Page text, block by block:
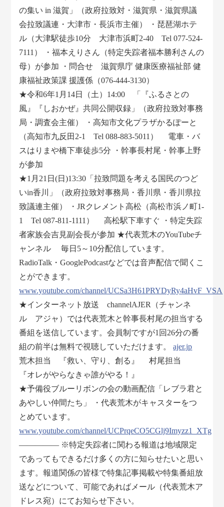
の集い in 滋賀」（政府拉致対・滋賀県・滋賀県議
会拉致議連・大津市・長浜市主催） ・琵琶湖ホテ
ル（大津駅徒歩10分 大津市浜町2-40 Tel 077-524-
7111） ・福本えりさん（特定失踪者福本勝利さんの
母）が参加 ・問合せ 滋賀県庁 健康医療福祉部 健
康福祉政策課 援護係（076-444-3130）
★令和6年1月14日（土）14:00 「『ふるさとの
風』『しおかぜ』共同公開収録」（政府拉致対事務
局・調査会主催） ・高知市文化プラザかるぽーと
（高知市九反田2-1 Tel 088-883-5011） 電車・バ
スはりまや橋下車徒歩5分 ・幹事長村尾・幹事上野
が参加
★1月21日(日)13:30「拉致問題を考える国民のつど
いin香川」（政府拉致対事務局・香川県・香川県拉
致議連主催） ・JRクレメント高松（高松市浜ノ町1-
1 Tel 087-811-1111） 高松駅下車すぐ ・特定失踪
者家族会吉見副会長が参加 ★代表荒木のYouTubeチ
ャンネル 毎日5～10分配信しています。
RadioTalk・GooglePodcastなどでは音声配信で聞くこ
とができます。
www.youtube.com/channel/UCSa3H61PRYDyRy4aHvF_VSA
★インターネット放送 channelAJER（チャンネ
ル アジャ）では代表荒木と幹事長村尾の担当する
番組を送信しています。会員制ですが1回26分の番
組の前半は無料で視聴していただけます。ajer.jp
荒木担当 『救い、守り、創る』 村尾担当
『オレがやらなきゃ誰がやる！』
★予備役ブルーリボンの会の動画配信「レブラ君と
あやしい仲間たち」 ・代表荒木がキャスターをつ
とめています。
www.youtube.com/channel/UCPrqeCO5CGlj9Imyzz1_XTg
――――― ※特定失踪者に関わる報道は地域限定
であってもできるだけ多くの方に知らせたいと思い
ます。報道関係の皆様で特集記事掲載や特集番組放
送などについて、可能であればメール（代表荒木ア
ドレス宛）にてお知らせ下さい。